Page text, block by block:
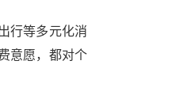
行等多元化消
意愿，都对个